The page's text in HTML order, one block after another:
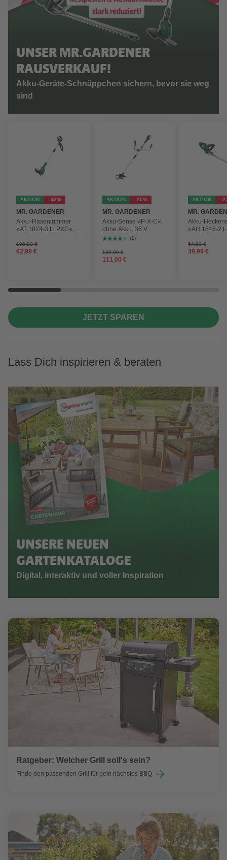
UNSER MR.GARDENER
RAUSVERKAUF!
Akku-Geräte-Schnäppchen sichern, bevor sie weg
sind
AKTION - 42%
MR. GARDENER
Akku-Rasentrimmer
»AT 1824-3 Li PXC«,
109,00 €
62,99 €
AKTION - 20%
MR. GARDENER
Akku-Sense »P-X-C«,
ohne Akku, 36 V
(1)
139,00 €
111,00 €
AKTION -
MR.
Akku-
»AH 1846-2
54,99 €
39,99 €
JETZT SPAREN
Lass Dich inspirieren & beraten
UNSERE NEUEN
GARTENKATALOGE
Digital, interaktiv und voller Inspiration
Ratgeber: Welcher Grill soll's sein?
Finde den passenden Grill für dein nächstes BBQ